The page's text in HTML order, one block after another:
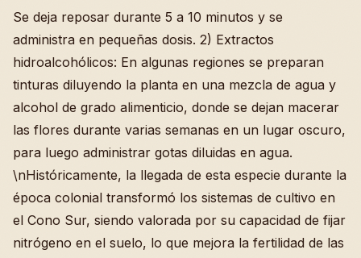
Se deja reposar durante 5 a 10 minutos y se
administra en pequeñas dosis. 2) Extractos
hidroalcohólicos: En algunas regiones se preparan
tinturas diluyendo la planta en una mezcla de agua y
alcohol de grado alimenticio, donde se dejan macerar
las flores durante varias semanas en un lugar oscuro,
para luego administrar gotas diluidas en agua.
\nHistóricamente, la llegada de esta especie durante la
época colonial transformó los sistemas de cultivo en
el Cono Sur, siendo valorada por su capacidad de fijar
nitrógeno en el suelo, lo que mejora la fertilidad de las